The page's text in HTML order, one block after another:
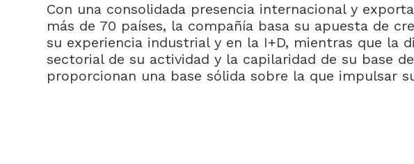
Con una consolidada presencia internacional y
más de 70 países, la compañía basa su apuesta de
su experiencia industrial y en la I+D, mientras que la
sectorial de su actividad y la capilaridad de su base
proporcionan una base sólida sobre la que impulsar